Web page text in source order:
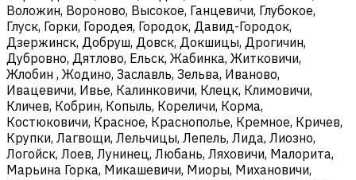
Воложин, Вороново, Высокое, Ганцевичи, Глубокое,
Глуск, Горки, Городея, Городок, Давид-Городок,
Дзержинск, Добруш, Довск, Докшицы, Дрогичин,
Дубровно, Дятлово, Ельск, Жабинка, Житковичи,
Жлобин , Жодино, Заславль, Зельва, Иваново,
Ивацевичи, Ивье, Калинковичи, Клецк, Климовичи,
Кличев, Кобрин, Копыль, Кореличи, Корма,
Костюковичи, Красное, Краснополье, Кремное, Кричев,
Крупки, Лагвощи, Лельчицы, Лепель, Лида, Лиозно,
Логойск, Лоев, Лунинец, Любань, Ляховичи, Малорита,
Марьина Горка, Микашевичи, Миоры, Михановичи,